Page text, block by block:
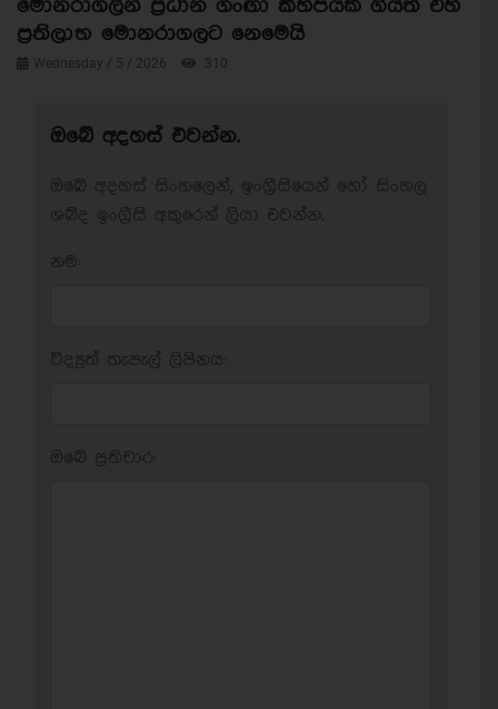
මොනරාගලින් ප්‍රධාන ගංඟා කිහිපයක් ගියත් එහි
ප්‍රතිලාභ මොනරාගලට නෙමෙයි
Wednesday / 5 / 2026 310
ඔබේ අදහස් එවන්න.